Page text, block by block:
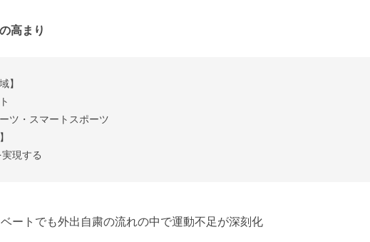
高まり
】
ツ・スマートスポーツ
現する
ートでも外出自粛の流れの中で運動不足が深刻化